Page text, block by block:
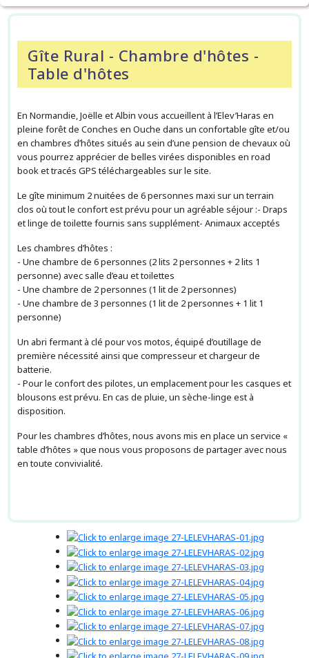
Gîte Rural - Chambre d'hôtes -
Table d'hôtes
En Normandie, Joëlle et Albin vous accueillent à l’Elev’Haras en
pleine forêt de Conches en Ouche dans un confortable gîte et/ou
en chambres d’hôtes situés au sein d’une pension de chevaux où
vous pourrez apprécier de belles virées disponibles en road
book et tracés GPS téléchargeables sur le site.
Le gîte minimum 2 nuitées de 6 personnes maxi sur un terrain
clos où tout le confort est prévu pour un agréable séjour :- Draps
et linge de toilette fournis sans supplément- Animaux acceptés
Les chambres d’hôtes :
- Une chambre de 6 personnes (2 lits 2 personnes + 2 lits 1
personne) avec salle d’eau et toilettes
- Une chambre de 2 personnes (1 lit de 2 personnes)
- Une chambre de 3 personnes (1 lit de 2 personnes + 1 lit 1
personne)
Un abri fermant à clé pour vos motos, équipé d’outillage de
première nécessité ainsi que compresseur et chargeur de
batterie.
- Pour le confort des pilotes, un emplacement pour les casques et
blousons est prévu. En cas de pluie, un sèche-linge est à
disposition.
Pour les chambres d’hôtes, nous avons mis en place un service «
table d’hôtes » que nous vous proposons de partager avec nous
en toute convivialité.